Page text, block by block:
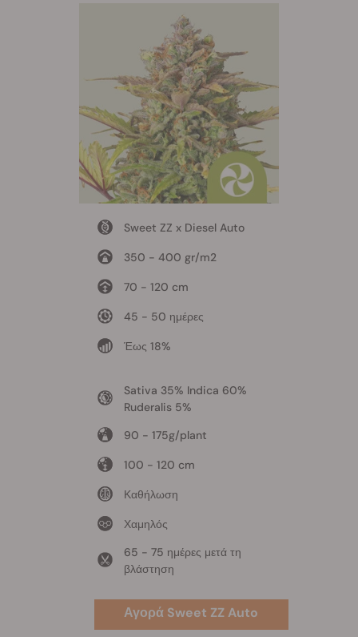
Sweet ZZ x Diesel Auto
350 - 400 gr/m2
70 - 120 cm
45 - 50 ημέρες
Έως 18%
Sativa 35% Indica 60%
Ruderalis 5%
90 - 175g/plant
100 - 120 cm
Καθήλωση
Χαμηλός
65 - 75 ημέρες μετά τη
βλάστηση
Αγορά Sweet ZZ Auto